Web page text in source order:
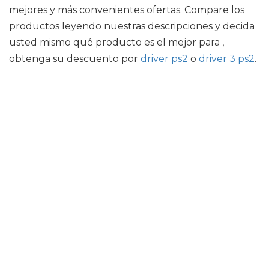
mejores y más convenientes ofertas. Compare los
productos leyendo nuestras descripciones y decida
usted mismo qué producto es el mejor para ,
obtenga su descuento por driver ps2 o driver 3 ps2.